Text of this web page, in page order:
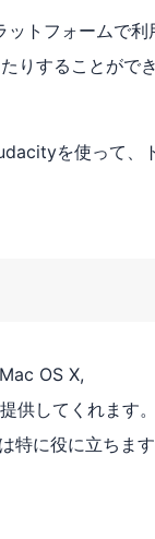
ットフォームで利
りすることがで
を使って、
OS X,
供してくれます
特に役に立ちま